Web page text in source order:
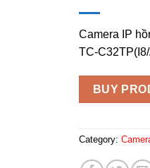
Camera IP
TC-C32TP(I8/
BUY
Category: